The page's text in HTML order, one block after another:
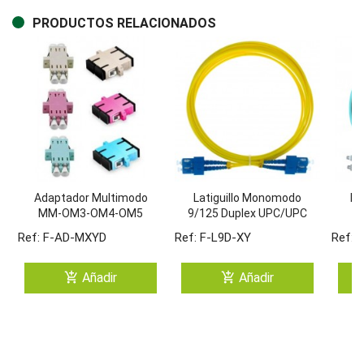
PRODUCTOS RELACIONADOS
Adaptador Multimodo
MM-OM3-OM4-OM5
Ref: F-AD-MXYD
add_shopping_cart Añadir
Latiguillo Monomodo
9/125 Duplex UPC/UPC
Ref: F-L9D-XY
add_shopping_cart Añadir
Ref: